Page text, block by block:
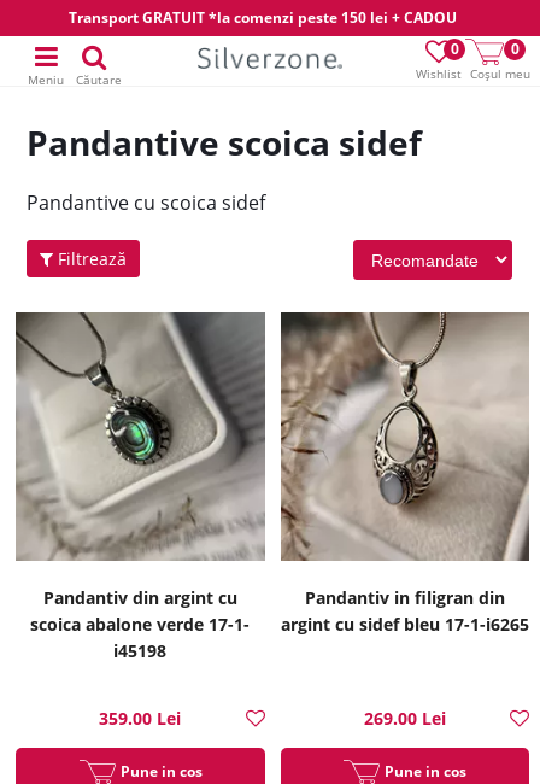
Transport GRATUIT *la comenzi peste 150 lei + CADOU
Wishlist
0
Coșul meu
0
Meniu Căutare
Pandantive scoica sidef
Pandantive cu scoica sidef
Filtrează
Pandantiv din argint cu
scoica abalone verde 17-1-
i45198
359.00 Lei
Pune in cos
Pandantiv in filigran din
argint cu sidef bleu 17-1-i6265
269.00 Lei
Pune in cos